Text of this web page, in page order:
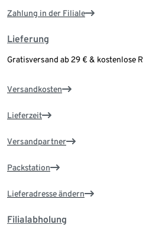
Zahlung in der Filiale
Lieferung
Gratisversand ab 29 € & kostenlose
Versandkosten
Lieferzeit
Versandpartner
Packstation
Lieferadresse ändern
Filialabholung